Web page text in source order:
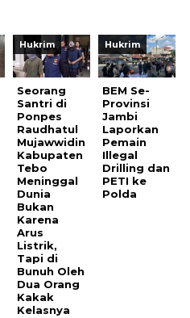
Hukrim
Seorang
Santri di
Ponpes
Raudhatul
Mujawwidin
Kabupaten
Tebo
Meninggal
Dunia
Bukan
Karena
Arus
Listrik,
Tapi di
Bunuh Oleh
Dua Orang
Kakak
Kelasnya
Hukrim
BEM Se-
Provinsi
Jambi
Laporkan
Pemain
Illegal
Drilling dan
PETI ke
Polda